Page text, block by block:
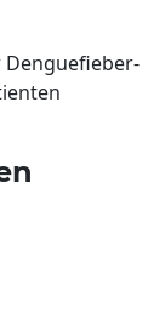
Denguefieber-